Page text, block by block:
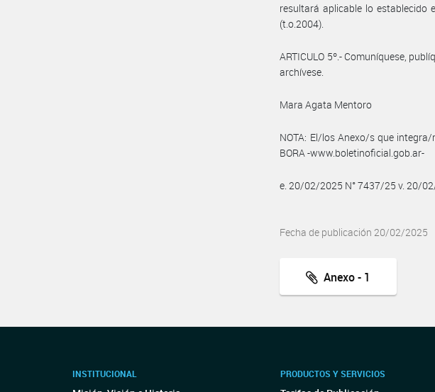
resultará aplicable lo establecido
(t.o.2004).
ARTICULO 5º.- Comuníquese,
archívese.
Mara Agata Mentoro
NOTA: El/los Anexo/s que
BORA -www.boletinoficial.gob.ar-
e. 20/02/2025 N° 7437/25 v. 20/
Fecha de publicación 20/02/2025
Anexo - 1
INSTITUCIONAL PRODUCTOS Y SERVICIOS